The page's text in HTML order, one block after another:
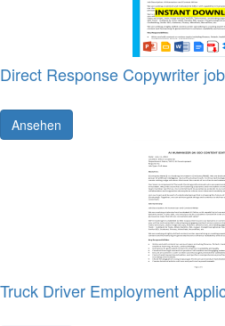
Direct Response Copywriter
Ansehen
Truck Driver Employment